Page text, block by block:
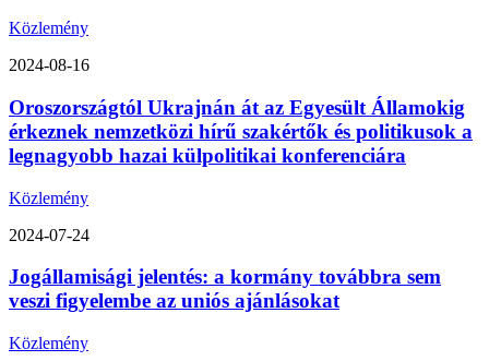
Közlemény
2024-08-16
Oroszországtól Ukrajnán át az Egyesült Államokig
érkeznek nemzetközi hírű szakértők és politikusok a
legnagyobb hazai külpolitikai konferenciára
Közlemény
2024-07-24
Jogállamisági jelentés: a kormány továbbra sem
veszi figyelembe az uniós ajánlásokat
Közlemény